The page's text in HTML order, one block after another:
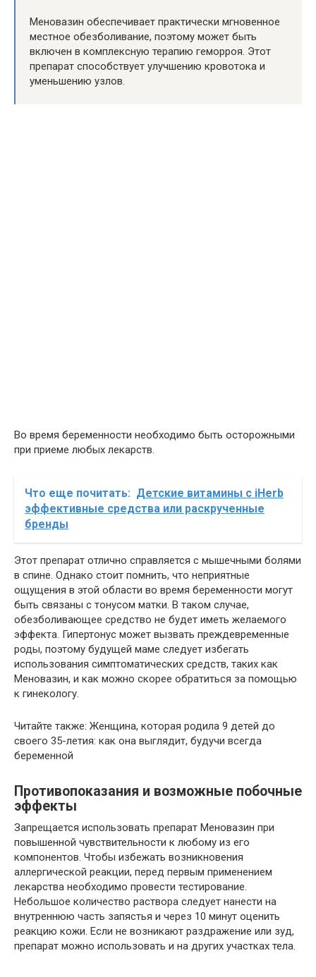
Меновазин обеспечивает практически мгновенное
местное обезболивание, поэтому может быть
включен в комплексную терапию геморроя. Этот
препарат способствует улучшению кровотока и
уменьшению узлов.
Во время беременности необходимо быть осторожными
при приеме любых лекарств.
Что еще почитать: Детские витамины с iHerb
эффективные средства или раскрученные
бренды
Этот препарат отлично справляется с мышечными болями
в спине. Однако стоит помнить, что неприятные
ощущения в этой области во время беременности могут
быть связаны с тонусом матки. В таком случае,
обезболивающее средство не будет иметь желаемого
эффекта. Гипертонус может вызвать преждевременные
роды, поэтому будущей маме следует избегать
использования симптоматических средств, таких как
Меновазин, и как можно скорее обратиться за помощью
к гинекологу.
Читайте также: Женщина, которая родила 9 детей до
своего 35-летия: как она выглядит, будучи всегда
беременной
Противопоказания и возможные побочные
эффекты
Запрещается использовать препарат Меновазин при
повышенной чувствительности к любому из его
компонентов. Чтобы избежать возникновения
аллергической реакции, перед первым применением
лекарства необходимо провести тестирование.
Небольшое количество раствора следует нанести на
внутреннюю часть запястья и через 10 минут оценить
реакцию кожи. Если не возникают раздражение или зуд,
препарат можно использовать и на других участках тела.